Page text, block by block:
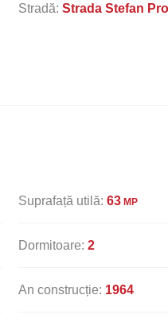
Stradă:Strada Stefan
Suprafață utilă:63 MP
Dormitoare:2
An construcție: 1964